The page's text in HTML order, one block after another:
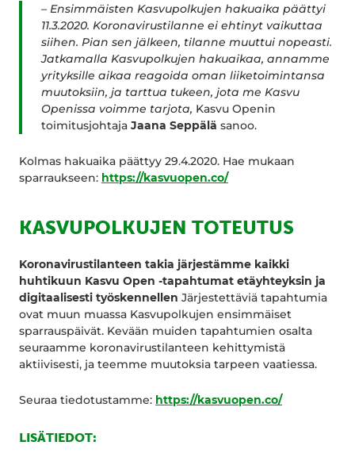
– Ensimmäisten Kasvupolkujen hakuaika päättyi
11.3.2020. Koronavirustilanne ei ehtinyt vaikuttaa
siihen. Pian sen jälkeen, tilanne muuttui nopeasti.
Jatkamalla Kasvupolkujen hakuaikaa, annamme
yrityksille aikaa reagoida oman liiketoimintansa
muutoksiin, ja tarttua tukeen, jota me Kasvu
Openissa voimme tarjota, Kasvu Openin
toimitusjohtaja Jaana Seppälä sanoo.
Kolmas hakuaika päättyy 29.4.2020. Hae mukaan
sparraukseen: https://kasvuopen.co/
KASVUPOLKUJEN TOTEUTUS
Koronavirustilanteen takia järjestämme kaikki
huhtikuun Kasvu Open -tapahtumat etäyhteyksin ja
digitaalisesti työskennellen Järjestettäviä tapahtumia
ovat muun muassa Kasvupolkujen ensimmäiset
sparrauspäivät. Kevään muiden tapahtumien osalta
seuraamme koronavirustilanteen kehittymistä
aktiivisesti, ja teemme muutoksia tarpeen vaatiessa.
Seuraa tiedotustamme: https://kasvuopen.co/
LISÄTIEDOT: